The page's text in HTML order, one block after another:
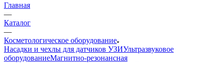
Главная
—
Каталог
—
Косметологическое оборудование
Насадки и чехлы для датчиков УЗИУльтразвуковое
оборудованиеМагнитно-резонансная